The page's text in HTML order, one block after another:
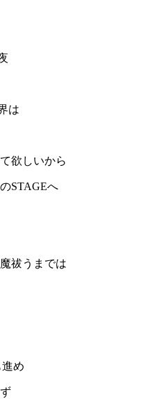
は
欲しいから
STAGEへ
祓うまでは
め